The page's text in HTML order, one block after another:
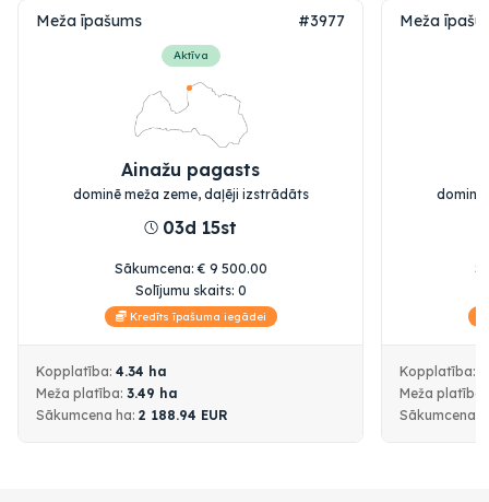
Meža īpašums #3977
Aktīva
Ainažu pagasts
dominē meža zeme, daļēji izstrādāts
03d 15st
Sākumcena:€ 9 500.00
Solījumu skaits: 0
Kredīts īpašuma iegādei
Kopplatība: 4.34 ha
Meža platība: 3.49 ha
Sākumcena ha: 2 188.94 EUR
Meža
dominē
Kopplatība:
Meža platība:
Sākumcena